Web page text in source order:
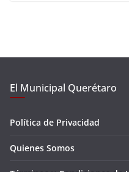
El Municipal Querétaro
Política de Privacidad
Quienes Somos